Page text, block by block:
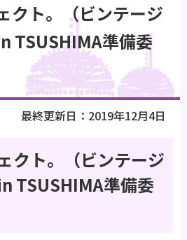
クト。（ビンテージ
TSUSHIMA準備委
最終更新日：2019年12月4日
クト。（ビンテージ
TSUSHIMA準備委